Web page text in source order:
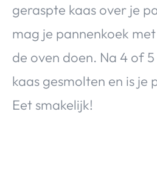
geraspte kaas over je
mag je pannenkoek
de oven doen. Na 4 of
kaas gesmolten en is je
Eet smakelijk!